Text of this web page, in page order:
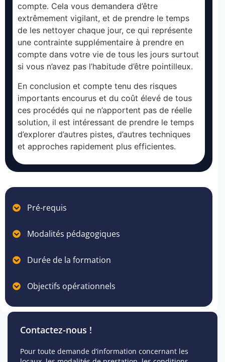
compte. Cela vous demandera d’être
extrêmement vigilant, et de prendre le temps
de les nettoyer chaque jour, ce qui représente
une contrainte supplémentaire à prendre en
compte dans votre vie de tous les jours surtout
si vous n’avez pas l’habitude d’être pointilleux.
En conclusion et compte tenu des risques
importants encourus et du coût élevé de tous
ces procédés qui ne n’apportent pas de réelle
solution, il est intéressant de prendre le temps
d’explorer d’autres pistes, d’autres techniques
et approches rapidement plus efficientes.
Pré-requis
Modalités pédagogiques
Durée de la formation
Objectifs opérationnels
Contactez-nous !
Pour toute demande d’information concernant les